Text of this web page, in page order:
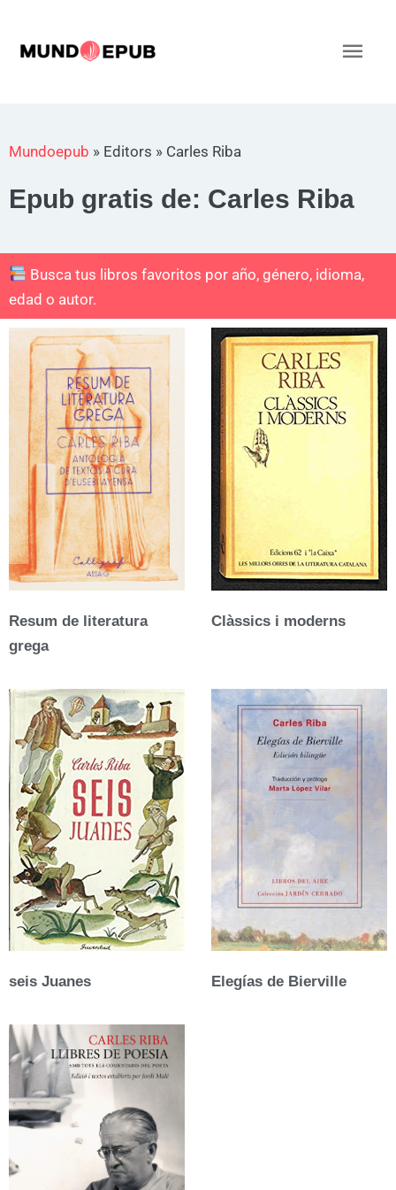
contenido
Mundoepub » Editors » Carles Riba
Epub gratis de: Carles Riba
Busca tus libros favoritos por año, género, idioma,
edad o autor.
Resum de literatura
grega
Clàssics i moderns
seis Juanes Elegías de Bierville